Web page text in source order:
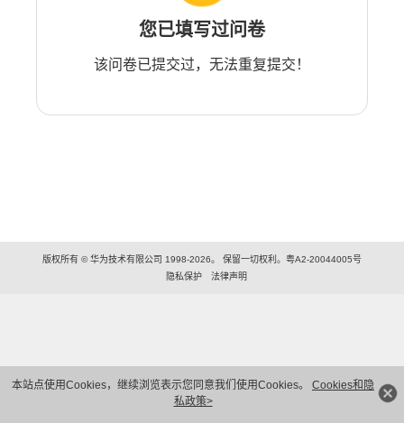
本站点使用Cookies，继续浏览表示您同意我们使用Cookies。 Cookies和隐
私政策>
您已填写过问卷
该问卷已提交过，无法重复提交！
版权所有 © 华为技术有限公司 1998-2026。 保留一切权利。粤A2-20044005号
隐私保护
法律声明